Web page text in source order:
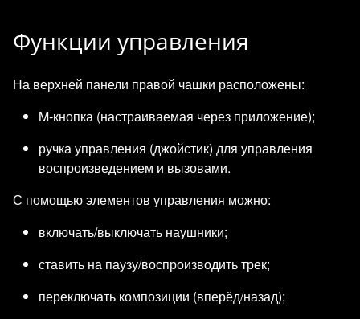
Функции управления
На верхней панели правой чашки расположены:
M‑кнопка (настраиваемая через приложение);
ручка управления (джойстик) для управления
воспроизведением и вызовами.
С помощью элементов управления можно:
включать/выключать наушники;
ставить на паузу/воспроизводить трек;
переключать композиции (вперёд/назад);